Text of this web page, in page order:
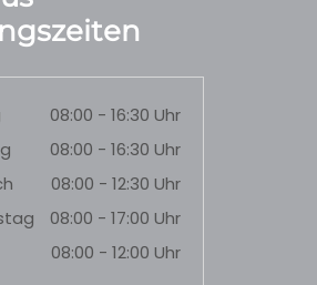
08:00 - 16:30 Uhr
08:00 - 16:30 Uhr
08:00 - 12:30 Uhr
08:00 - 17:00 Uhr
08:00 - 12:00 Uhr